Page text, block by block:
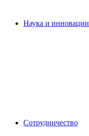
Наука и инновации
Сотрудничество